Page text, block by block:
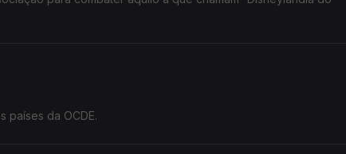
países da OCDE.